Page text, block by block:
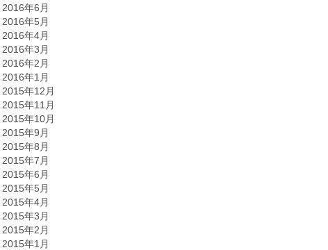
2016年6月
2016年5月
2016年4月
2016年3月
2016年2月
2016年1月
2015年12月
2015年11月
2015年10月
2015年9月
2015年8月
2015年7月
2015年6月
2015年5月
2015年4月
2015年3月
2015年2月
2015年1月